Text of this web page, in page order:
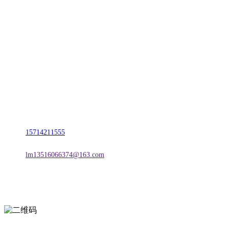
15714211555
lm13516066374@163.com